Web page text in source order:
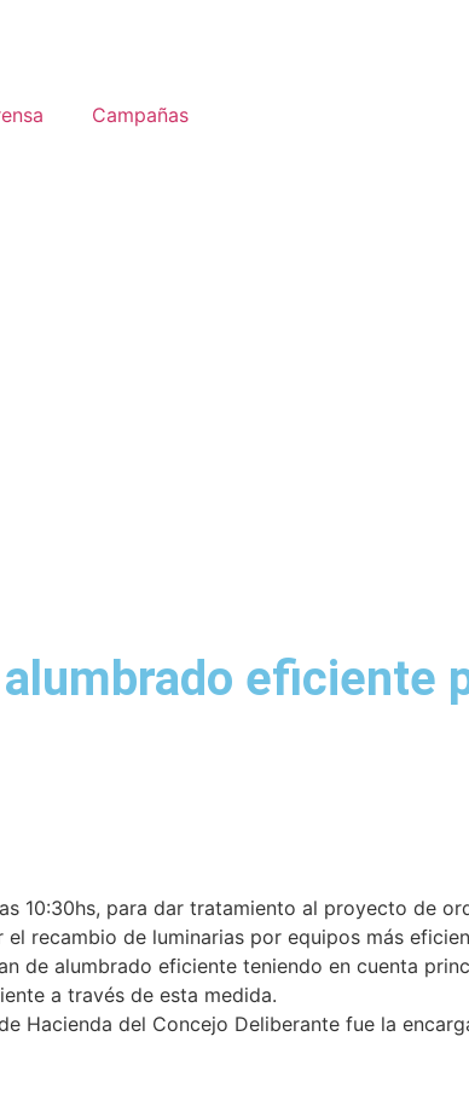
Campañas
eficiente
10:30hs, para dar tratamiento al proyecto de
recambio de luminarias por equipos más
de alumbrado eficiente teniendo en cuenta
a través de esta medida.
Hacienda del Concejo Deliberante fue la